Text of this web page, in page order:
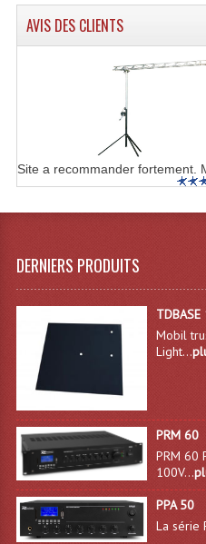
Haut-Parleurs
Haut
Moteurs
Tweeters
Lecteurs
Lecteurs
Lecteurs Cd À
Lecteurs Double
Lecteurs
AVIS DES CLIENTS
Site a recommander fortement.
DERNIERS PRODUITS
Mobil
Light...
PRM 60
PRM 60
100V...
PPA 50
La série